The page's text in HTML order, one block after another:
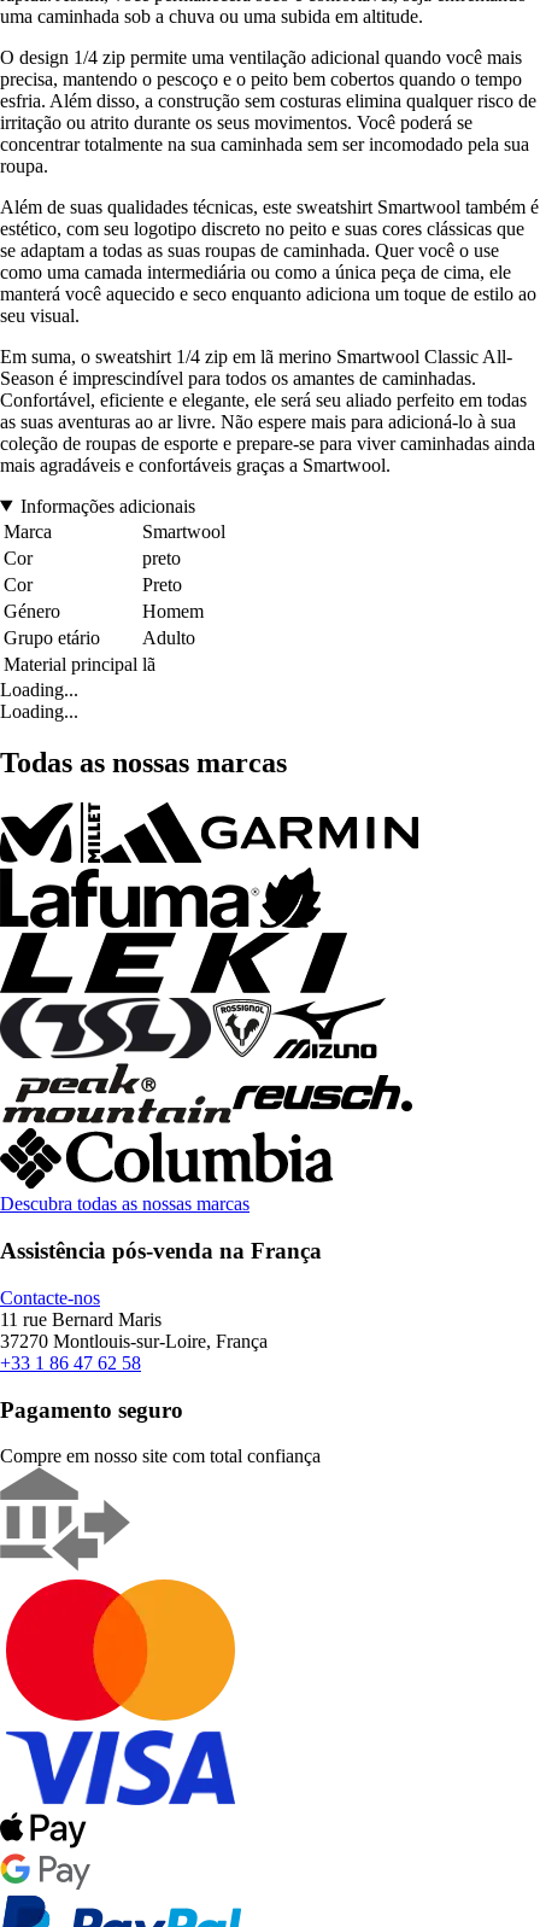
uma caminhada sob a chuva ou uma subida em altitude.
O design 1/4 zip permite uma ventilação adicional quando você mais
precisa, mantendo o pescoço e o peito bem cobertos quando o tempo
esfria. Além disso, a construção sem costuras elimina qualquer risco de
irritação ou atrito durante os seus movimentos. Você poderá se
concentrar totalmente na sua caminhada sem ser incomodado pela sua
roupa.
Além de suas qualidades técnicas, este sweatshirt Smartwool também é
estético, com seu logotipo discreto no peito e suas cores clássicas que
se adaptam a todas as suas roupas de caminhada. Quer você o use
como uma camada intermediária ou como a única peça de cima, ele
manterá você aquecido e seco enquanto adiciona um toque de estilo ao
seu visual.
Em suma, o sweatshirt 1/4 zip em lã merino Smartwool Classic All-
Season é imprescindível para todos os amantes de caminhadas.
Confortável, eficiente e elegante, ele será seu aliado perfeito em todas
as suas aventuras ao ar livre. Não espere mais para adicioná-lo à sua
coleção de roupas de esporte e prepare-se para viver caminhadas ainda
mais agradáveis e confortáveis graças a Smartwool.
Informações adicionais
Marca
Smartwool
Cor
preto
Cor
Preto
Género
Homem
Grupo etário
Adulto
Material principal lã
Loading...
Loading...
Todas as nossas marcas
Descubra todas as nossas marcas
Assistência pós-venda na França
Contacte-nos
11 rue Bernard Maris
37270 Montlouis-sur-Loire, França
+33 1 86 47 62 58
Pagamento seguro
Compre em nosso site com total confiança